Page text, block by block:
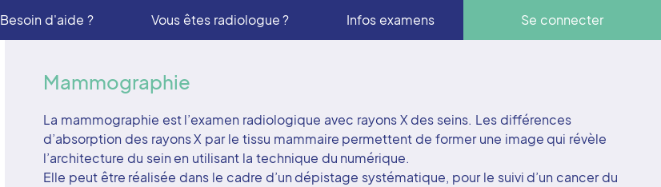
Besoin d'aide ? Vous êtes radiologue ? Infos examens Se connecter
Mammographie
La mammographie est l’examen radiologique avec rayons X des seins. Les différences
d’absorption des rayons X par le tissu mammaire permettent de former une image qui révèle
l’architecture du sein en utilisant la technique du numérique.
Elle peut être réalisée dans le cadre d’un dépistage systématique, pour le suivi d’un cancer du